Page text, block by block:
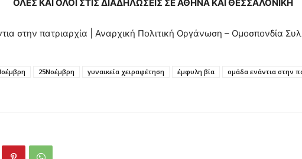
ΟΛΕΣ ΚΑΙ ΟΛΟΙ ΣΤΙΣ ΔΙΑΔΗΛΩΣΕΙΣ ΣΕ ΑΘΗΝΑ ΚΑΙ ΘΕΣΣΑΛΟΝΙΚΗ
στην πατριαρχία | Αναρχική Πολιτική Οργάνωση – Ομοσπονδία
25Νοέμβρη γυναικεία χειραφέτηση έμφυλη βία
ομάδα ενάντια στην